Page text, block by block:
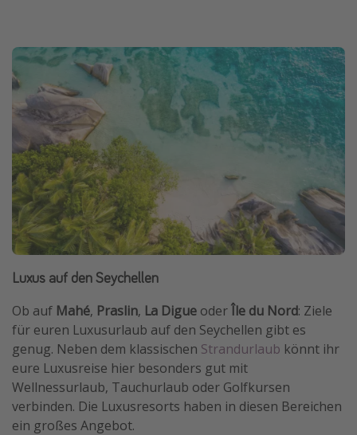
Luxus auf den Seychellen
Ob auf Mahé, Praslin, La Digue oderÎle du Nord: Ziele
für euren Luxusurlaub auf den Seychellen gibt es
genug. Neben dem klassischen Strandurlaub könnt ihr
eure Luxusreise hier besonders gut mit
Wellnessurlaub, Tauchurlaub oder Golfkursen
verbinden. Die Luxusresorts haben in diesen Bereichen
ein großes Angebot.